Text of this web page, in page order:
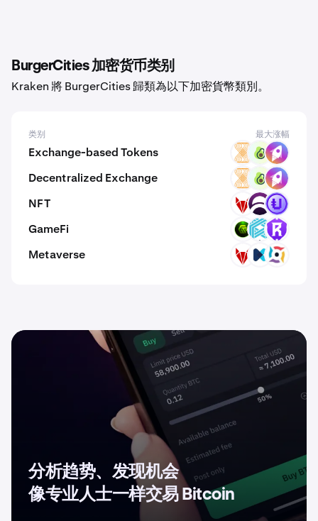
BurgerCities 加密货币类别
Kraken 將 BurgerCities 歸類為以下加密貨幣類別。
类别 最大涨幅
Exchange-based Tokens VELAR PPI ZM
Decentralized Exchange VELAR PPI ZM
NFT RFOX DAR PUNK
GameFi GMRT LUX RST
Metaverse RFOX KLO XRUN
分析趋势、发现机会
像专业人士一样交易 Bitcoin